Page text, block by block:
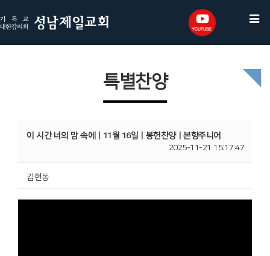
특별찬양
이 시간 너의 맘 속에ㅣ11월 16일ㅣ봉헌찬양ㅣ본향주니어
2025-11-21 15:17:47
김현동